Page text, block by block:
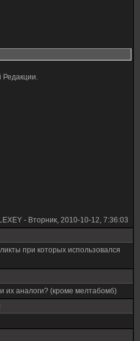
Редакции.
- Вторник, 2010-10-12, 7:36:03
при которых использовался
их аналоги? (кроме мелтабомб)